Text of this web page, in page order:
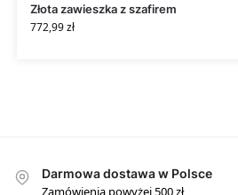
Złota zawieszka z szafirem
772,99zł
Darmowa dostawa w Polsce
Zamówienia powyżej 500 zł